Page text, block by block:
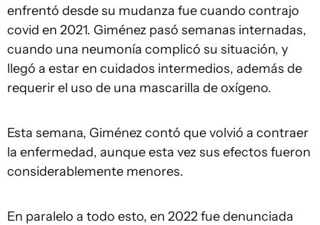
enfrentó desde su mudanza fue cuando contrajo
covid en 2021. Giménez pasó semanas internadas,
cuando una neumonía complicó su situación, y
llegó a estar en cuidados intermedios, además de
requerir el uso de una mascarilla de oxígeno.
Esta semana, Giménez contó que volvió a contraer
la enfermedad, aunque esta vez sus efectos fueron
considerablemente menores.
En paralelo a todo esto, en 2022 fue denunciada